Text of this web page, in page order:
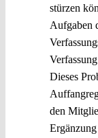
stürzen
Aufgaben
Dieses
den
Ergänzung